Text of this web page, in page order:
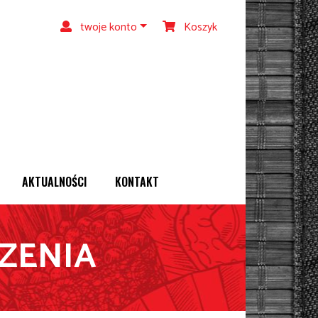
twoje konto Koszyk
AKTUALNOŚCI KONTAKT